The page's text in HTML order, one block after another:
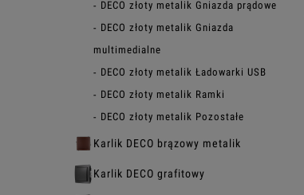
DECO złoty metalik Gniazda prądowe
DECO złoty metalik Gniazda
multimedialne
DECO złoty metalik Ładowarki USB
DECO złoty metalik Ramki
DECO złoty metalik Pozostałe
Karlik DECO brązowy metalik
Karlik DECO grafitowy